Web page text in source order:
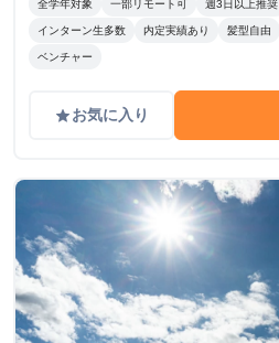
全学年対象 一部リモート可 週3日以上推奨
インターン生多数 内定実績あり 髪型自由
ベンチャー
gradeお気に入り